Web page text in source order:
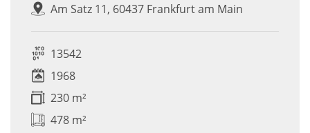
Am Satz 11, 60437 Frankfurt am Main
13542
1968
230 m²
478 m²